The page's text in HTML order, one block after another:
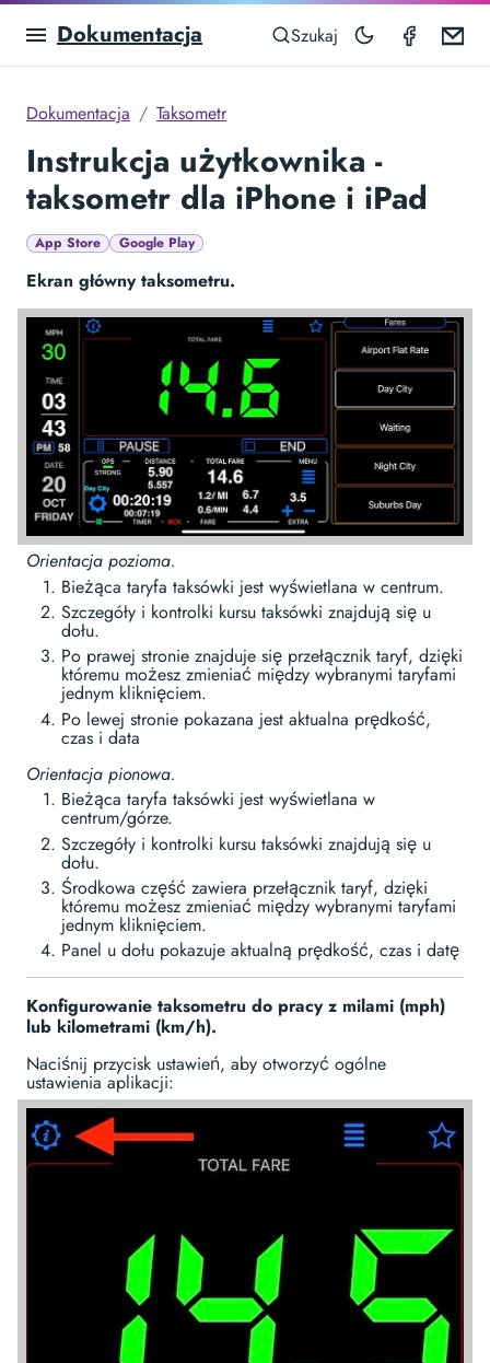
Dokumentacja Szukaj
Dokumentacja Taksometr
Instrukcja użytkownika -
taksometr dla iPhone i iPad
App Store Google Play
Ekran główny taksometru.
Orientacja pozioma.
Bieżąca taryfa taksówki jest wyświetlana w centrum.
Szczegóły i kontrolki kursu taksówki znajdują się u
dołu.
Po prawej stronie znajduje się przełącznik taryf, dzięki
któremu możesz zmieniać między wybranymi taryfami
jednym kliknięciem.
Po lewej stronie pokazana jest aktualna prędkość,
czas i data
Orientacja pionowa.
Bieżąca taryfa taksówki jest wyświetlana w
centrum/górze.
Szczegóły i kontrolki kursu taksówki znajdują się u
dołu.
Środkowa część zawiera przełącznik taryf, dzięki
któremu możesz zmieniać między wybranymi taryfami
jednym kliknięciem.
Panel u dołu pokazuje aktualną prędkość, czas i datę
Konfigurowanie taksometru do pracy z milami (mph)
lub kilometrami (km/h).
Naciśnij przycisk ustawień, aby otworzyć ogólne
ustawienia aplikacji: